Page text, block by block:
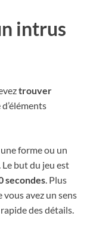
intrus
trouver
forme ou un
but du jeu est
secondes. Plus
avez un sens
des détails.